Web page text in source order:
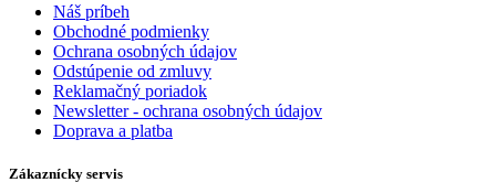
Náš príbeh
Obchodné podmienky
Ochrana osobných údajov
Odstúpenie od zmluvy
Reklamačný poriadok
Newsletter - ochrana osobných údajov
Doprava a platba
Zákaznícky servis